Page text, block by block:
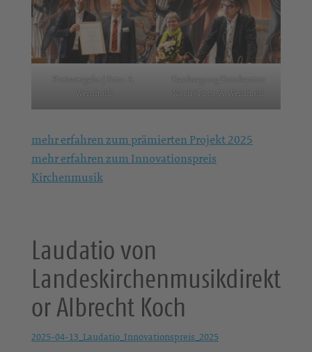
Preisvergabe | Foto: A.
Weinhold
Danksagung Domkantor
Koch | Foto: A. Weinhold
mehr erfahren zum prämierten Projekt 2025
mehr erfahren zum Innovationspreis
Kirchenmusik
Laudatio von
Landeskirchenmusikdirekt
or Albrecht Koch
2025-04-13_Laudatio_Innovationspreis_2025